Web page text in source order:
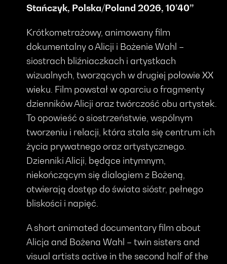
Stańczyk, Polska/Poland 2026, 10’40’’
Krótkometrażowy, animowany film
dokumentalny o Alicji i Bożenie Wahl –
siostrach bliźniaczkach i artystkach
wizualnych, tworzących w drugiej połowie XX
wieku. Film powstał w oparciu o fragmenty
dzienników Alicji oraz twórczość obu artystek.
To opowieść o siostrzeństwie, wspólnym
tworzeniu i relacji, która stała się centrum ich
życia prywatnego oraz artystycznego.
Dzienniki Alicji, będące intymnym,
niekończącym się dialogiem z Bożeną,
otwierają dostęp do świata sióstr, pełnego
bliskości i napięć.
A short animated documentary film about
Alicja and Bożena Wahl – twin sisters and
visual artists active in the second half of the